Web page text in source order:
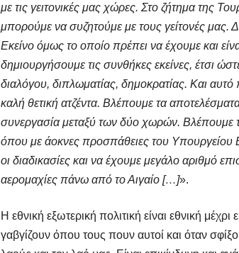
με τις γειτονικές μας χώρες. Στο ζήτημα της
μπορούμε να συζητούμε με τους γείτονές μας.
Εκείνο όμως το οποίο πρέπει να έχουμε και
δημιουργήσουμε τις συνθήκες εκείνες, έτσι
διαλόγου, διπλωματίας, δημοκρατίας. Και
καλή θετική ατζέντα. Βλέπουμε τα
συνεργασία μεταξύ των δύο χωρών. Βλέπουμε
όπου με άοκνες προσπάθειες του
οι διαδικασίες και να έχουμε μεγάλο αριθμό
αερομαχίες πάνω από το Αιγαίο […]».
Η εθνική εξωτερική πολιτική είναι εθνική
γαβγίζουν όπου τους πουν αυτοί και όταν